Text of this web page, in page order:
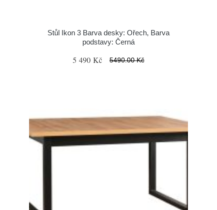
Stůl Ikon 3 Barva desky: Ořech, Barva
podstavy: Černá
5 490 Kč 5490.00 Kč